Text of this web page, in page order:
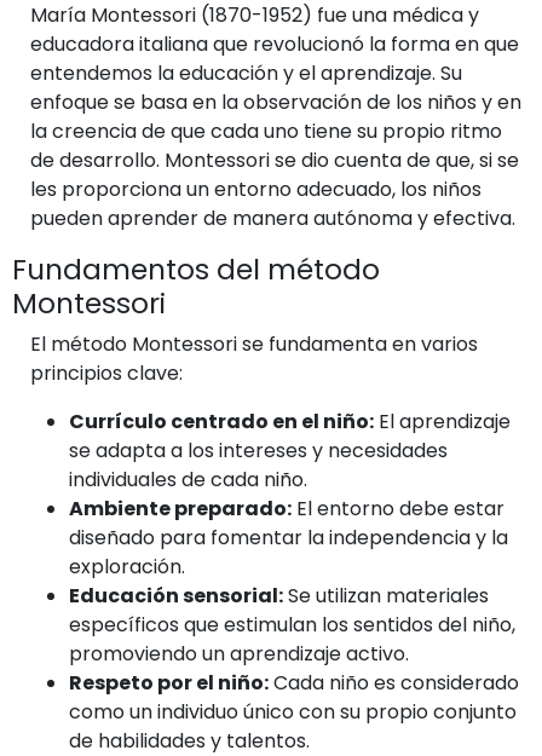
María Montessori (1870-1952) fue una médica y
educadora italiana que revolucionó la forma en que
entendemos la educación y el aprendizaje. Su
enfoque se basa en la observación de los niños y en
la creencia de que cada uno tiene su propio ritmo
de desarrollo. Montessori se dio cuenta de que, si se
les proporciona un entorno adecuado, los niños
pueden aprender de manera autónoma y efectiva.
Fundamentos del método
Montessori
El método Montessori se fundamenta en varios
principios clave:
Currículo centrado en el niño: El aprendizaje
se adapta a los intereses y necesidades
individuales de cada niño.
Ambiente preparado: El entorno debe estar
diseñado para fomentar la independencia y la
exploración.
Educación sensorial:Se utilizan materiales
específicos que estimulan los sentidos del niño,
promoviendo un aprendizaje activo.
Respeto por el niño:Cada niño es considerado
como un individuo único con su propio conjunto
de habilidades y talentos.